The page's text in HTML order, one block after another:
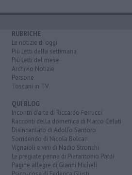
RUBRICHE
Le notizie di oggi
Più Letti della settimana
Più Letti del mese
Archivio Notizie
Persone
Toscani in TV
QUI BLOG
Incontri d'arte di Riccardo Ferrucci
Racconti della domenica di Marco Celati
Disincantato di Adolfo Santoro
Sorridendo di Nicola Belcari
Vignaioli e vini di Nadio Stronchi
Le pregiate penne di Pierantonio Pardi
Pagine allegre di Gianni Micheli